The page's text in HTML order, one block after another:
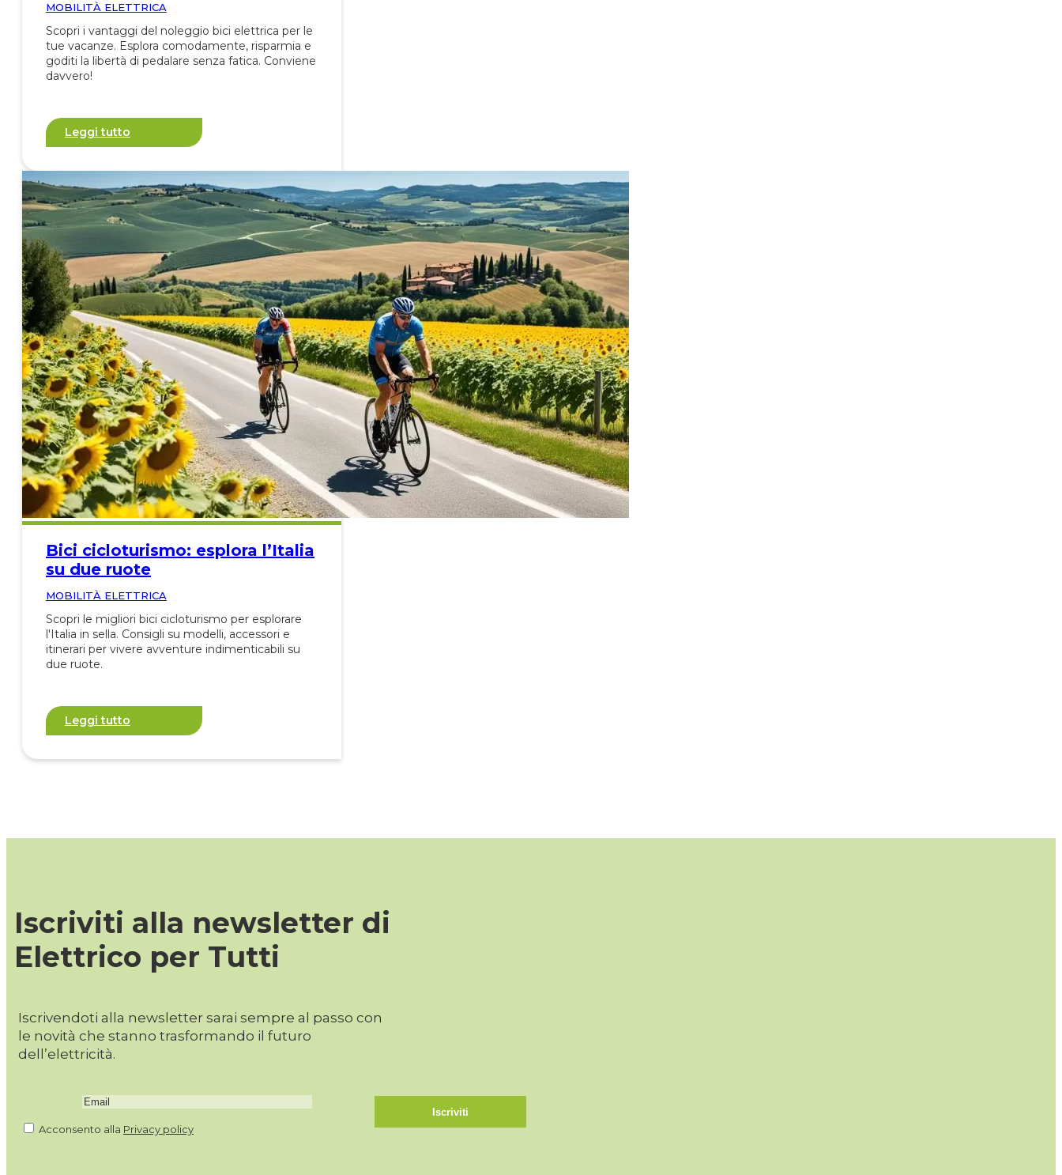
MOBILITÀ ELETTRICA
Scopri i vantaggi del noleggio bici elettrica per le
tue vacanze. Esplora comodamente, risparmia e
goditi la libertà di pedalare senza fatica. Conviene
davvero!
Leggi tutto
Bici cicloturismo: esplora l’Italia
su due ruote
MOBILITÀ ELETTRICA
Scopri le migliori bici cicloturismo per esplorare
l'Italia in sella. Consigli su modelli, accessori e
itinerari per vivere avventure indimenticabili su
due ruote.
Leggi tutto
Iscriviti alla newsletter di
Elettrico per Tutti
Iscrivendoti alla newsletter sarai sempre al passo con
le novità che stanno trasformando il futuro
dell’elettricità.
Acconsento alla Privacy policy
Iscriviti